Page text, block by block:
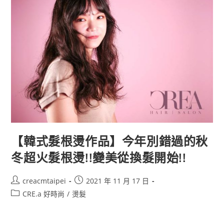
【韓式髮根燙作品】今年別錯過的秋
冬超火髮根燙!!變美從換髮開始!!
creacmtaipei
2021 年 11 月 17 日
CRE.a 好時尚 / 燙髮